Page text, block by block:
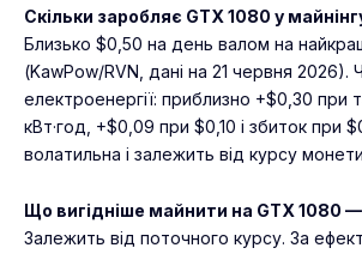
Скільки заробляє GTX 1080 у
Близько $0,50 на день валом на
(KawPow/RVN, дані на 21 червня 2026).
електроенергії: приблизно +$0,30 при
кВт·год, +$0,09 при $0,10 і збиток при
волатильна і залежить від курсу
Що вигідніше майнити на GTX 1080 —
Залежить від поточного курсу. За